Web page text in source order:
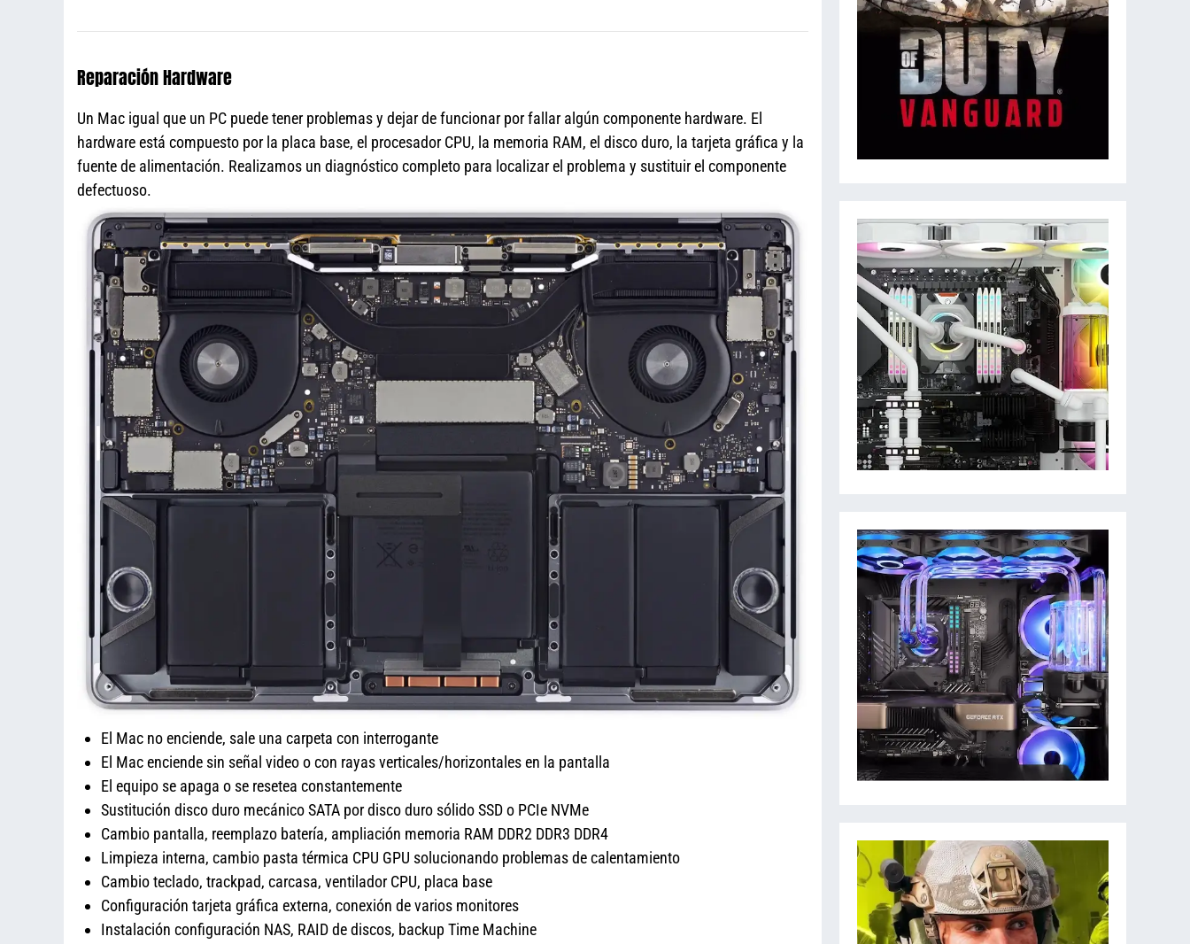
Reparación Hardware
Un Mac igual que un PC puede tener problemas y dejar de funcionar por fallar algún componente hardware. El
hardware está compuesto por la placa base, el procesador CPU, la memoria RAM, el disco duro, la tarjeta gráfica y la
fuente de alimentación. Realizamos un diagnóstico completo para localizar el problema y sustituir el componente
defectuoso.
El Mac no enciende, sale una carpeta con interrogante
El Mac enciende sin señal video o con rayas verticales/horizontales en la pantalla
El equipo se apaga o se resetea constantemente
Sustitución disco duro mecánico SATA por disco duro sólido SSD o PCIe NVMe
Cambio pantalla, reemplazo batería, ampliación memoria RAM DDR2 DDR3 DDR4
Limpieza interna, cambio pasta térmica CPU GPU solucionando problemas de calentamiento
Cambio teclado, trackpad, carcasa, ventilador CPU, placa base
Configuración tarjeta gráfica externa, conexión de varios monitores
Instalación configuración NAS, RAID de discos, backup Time Machine